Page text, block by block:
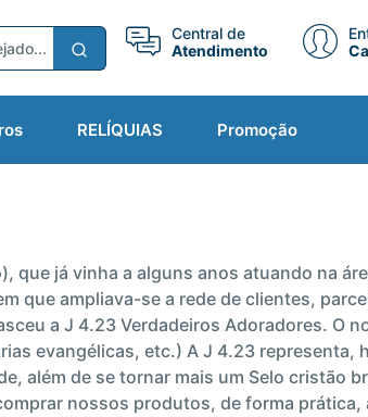
Central de
Atendimento
RELÍQUIAS Promoção
que já vinha a alguns anos atuando na
que ampliava-se a rede de clientes,
a J 4.23 Verdadeiros Adoradores. O
evangélicas, etc.) A J 4.23 representa,
além de se tornar mais um Selo cristão
nossos produtos, de forma